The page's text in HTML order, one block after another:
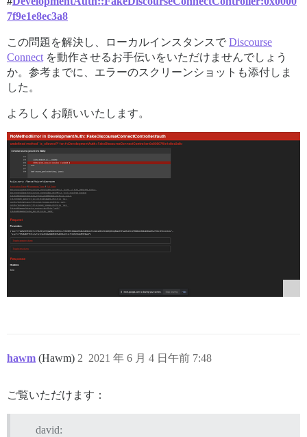
7f9e1e8ec3a8
この問題を解決し、ローカルインスタンスで Discourse
Connect を動作させるお手伝いをいただけませんでしょう
か。参考までに、エラーのスクリーンショットも添付しま
した。
よろしくお願いいたします。
hawm (Hawm) 2021 年 6 月 4 日午前 7:48
2
ご覧いただけます：
david: